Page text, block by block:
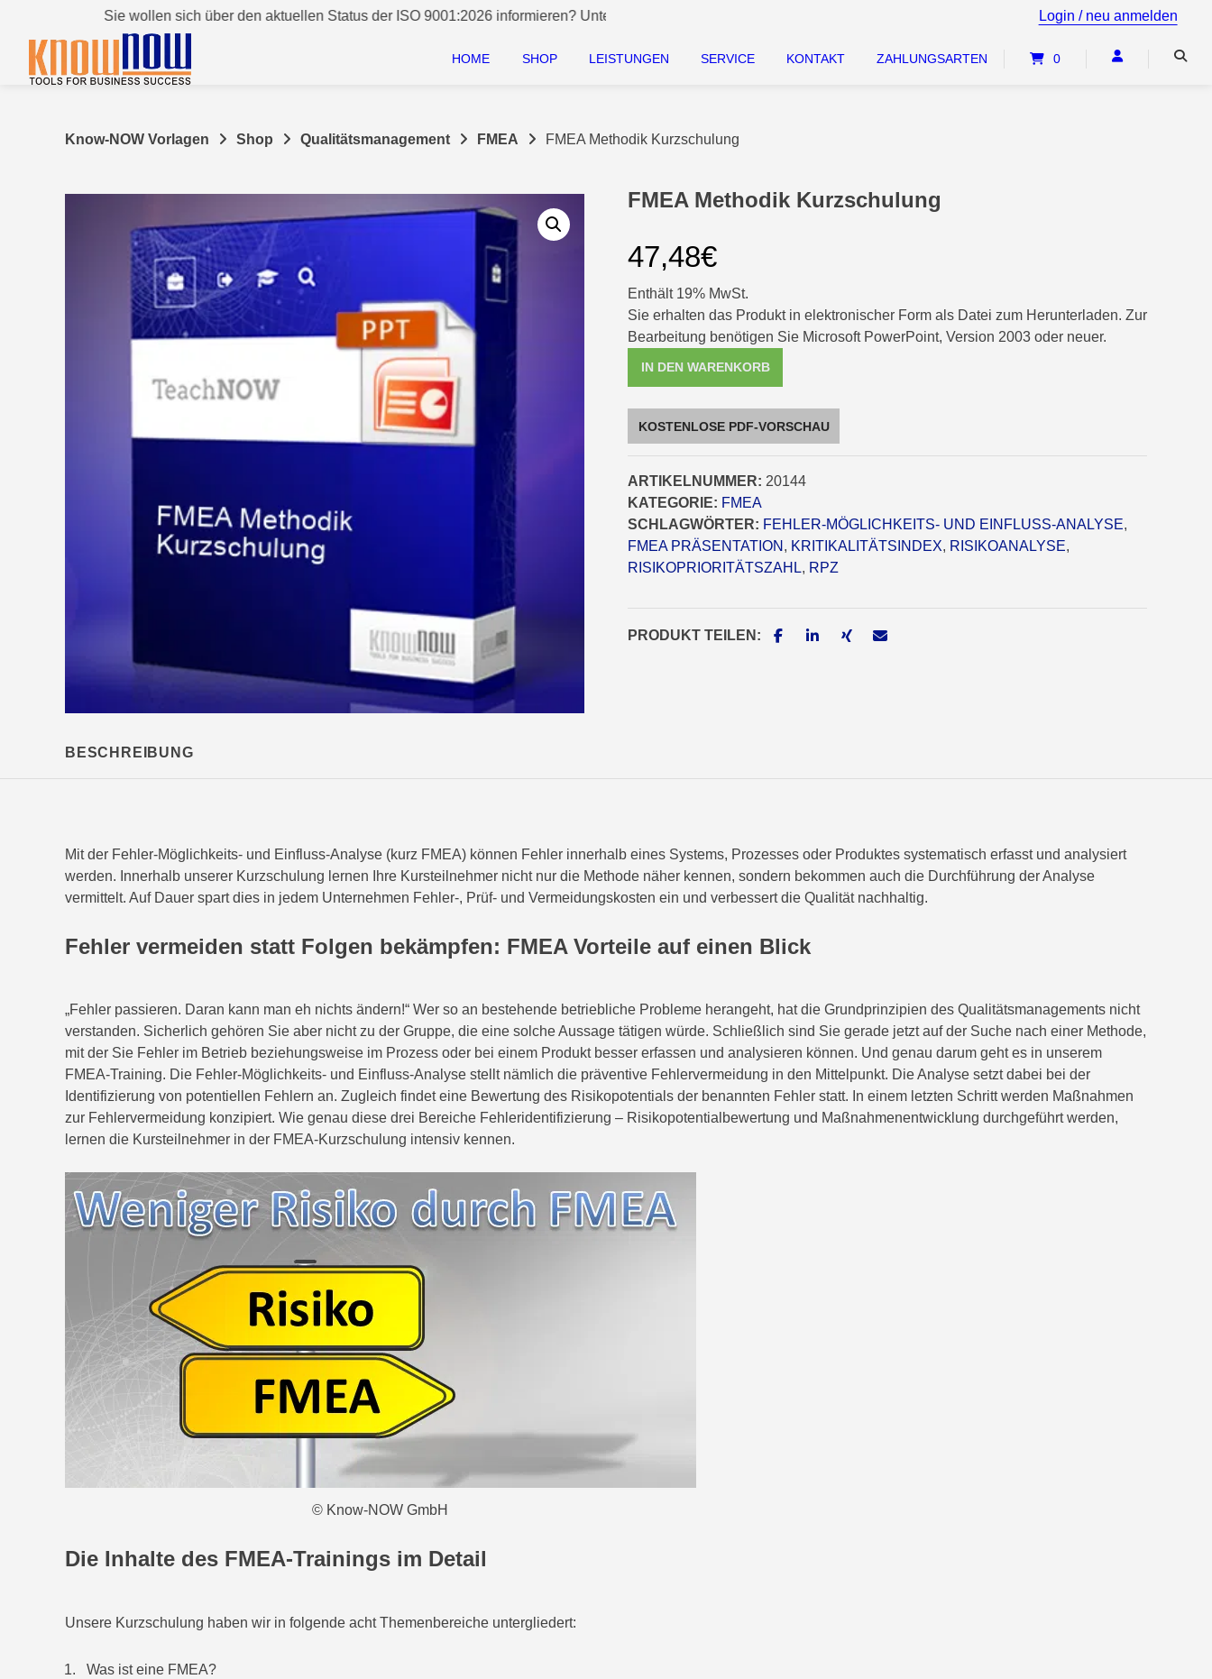
Inhalt
Sie wollen sich über den aktuellen Status der ISO 9001:2026 informieren? Unter Service/News verschaffen Sie sich kostenfrei einen umfassenden Überblick über die Änderungen des
Login / neu anmelden
HOME SHOP LEISTUNGEN SERVICE KONTAKT ZAHLUNGSARTEN 0
Know-NOW Vorlagen Shop Qualitätsmanagement FMEA FMEA Methodik Kurzschulung
FMEA Methodik Kurzschulung
47,48€
Enthält 19% MwSt.
Sie erhalten das Produkt in elektronischer Form als Datei zum Herunterladen. Zur
Bearbeitung benötigen Sie Microsoft PowerPoint, Version 2003 oder neuer.
[Digital]
Menge
IN DEN WARENKORB
KOSTENLOSE PDF-VORSCHAU
ARTIKELNUMMER: 20144
KATEGORIE: FMEA
SCHLAGWÖRTER: FEHLER-MÖGLICHKEITS- UND EINFLUSS-ANALYSE,
FMEA PRÄSENTATION , KRITIKALITÄTSINDEX, RISIKOANALYSE,
RISIKOPRIORITÄTSZAHL, RPZ
PRODUKT TEILEN:
BESCHREIBUNG
Mit der Fehler-Möglichkeits- und Einfluss-Analyse (kurz FMEA) können Fehler innerhalb eines Systems, Prozesses oder Produktes systematisch erfasst und analysiert
werden. Innerhalb unserer Kurzschulung lernen Ihre Kursteilnehmer nicht nur die Methode näher kennen, sondern bekommen auch die Durchführung der Analyse
vermittelt. Auf Dauer spart dies in jedem Unternehmen Fehler-, Prüf- und Vermeidungskosten ein und verbessert die Qualität nachhaltig.
Fehler vermeiden statt Folgen bekämpfen: FMEA Vorteile auf einen Blick
„Fehler passieren. Daran kann man eh nichts ändern!“ Wer so an bestehende betriebliche Probleme herangeht, hat die Grundprinzipien des Qualitätsmanagements nicht
verstanden. Sicherlich gehören Sie aber nicht zu der Gruppe, die eine solche Aussage tätigen würde. Schließlich sind Sie gerade jetzt auf der Suche nach einer Methode,
mit der Sie Fehler im Betrieb beziehungsweise im Prozess oder bei einem Produkt besser erfassen und analysieren können. Und genau darum geht es in unserem
FMEA-Training. Die Fehler-Möglichkeits- und Einfluss-Analyse stellt nämlich die präventive Fehlervermeidung in den Mittelpunkt. Die Analyse setzt dabei bei der
Identifizierung von potentiellen Fehlern an. Zugleich findet eine Bewertung des Risikopotentials der benannten Fehler statt. In einem letzten Schritt werden Maßnahmen
zur Fehlervermeidung konzipiert. Wie genau diese drei Bereiche Fehleridentifizierung – Risikopotentialbewertung und Maßnahmenentwicklung durchgeführt werden,
lernen die Kursteilnehmer in der FMEA-Kurzschulung intensiv kennen.
© Know-NOW GmbH
Die Inhalte des FMEA-Trainings im Detail
Unsere Kurzschulung haben wir in folgende acht Themenbereiche untergliedert:
Was ist eine FMEA?